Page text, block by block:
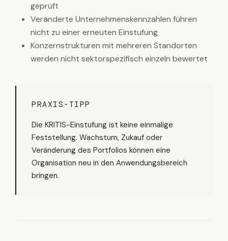
geprüft
Veränderte Unternehmenskennzahlen führen
nicht zu einer erneuten Einstufung
Konzernstrukturen mit mehreren Standorten
werden nicht sektorspezifisch einzeln bewertet
PRAXIS-TIPP
Die KRITIS-Einstufung ist keine einmalige
Feststellung. Wachstum, Zukauf oder
Veränderung des Portfolios können eine
Organisation neu in den Anwendungsbereich
bringen.